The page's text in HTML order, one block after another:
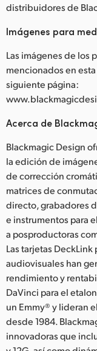
distribuidores de
Imágenes para
Las imágenes de los
mencionados en
siguiente página:
Acerca de
Blackmagic Design
la edición de
de corrección
matrices de
directo, grabadores
e instrumentos para
a posproductoras
Las tarjetas
audiovisuales han
rendimiento y
DaVinci para el
un Emmy® y lideran
desde 1984.
innovadoras que